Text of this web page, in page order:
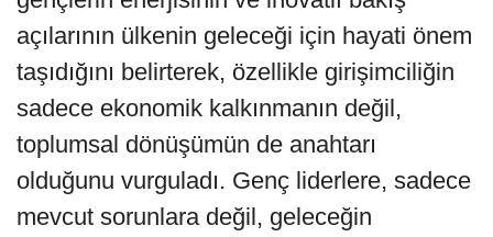
açılarının ülkenin geleceği için hayati önem
taşıdığını belirterek, özellikle girişimciliğin
sadece ekonomik kalkınmanın değil,
toplumsal dönüşümün de anahtarı
olduğunu vurguladı. Genç liderlere, sadece
mevcut sorunlara değil, geleceğin